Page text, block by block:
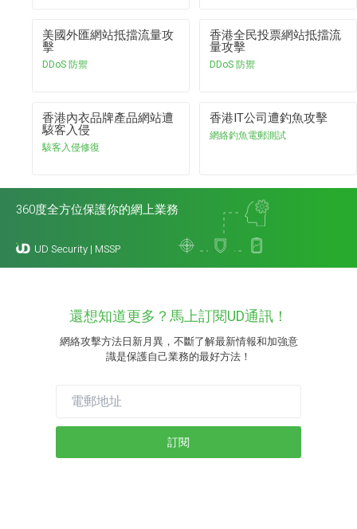
美國外匯網站抵擋流量攻
擊
DDoS 防禦
香港全民投票網站抵擋流
量攻擊
DDoS 防禦
香港內衣品牌產品網站遭
駭客入侵
駭客入侵修復
香港IT公司遭釣魚攻擊
網絡釣魚電郵測試
360度全方位保護你的網上業務
還想知道更多？馬上訂閱UD通訊！
網絡攻擊方法日新月異，不斷了解最新情報和加強意
識是保護自己業務的最好方法！
訂閱